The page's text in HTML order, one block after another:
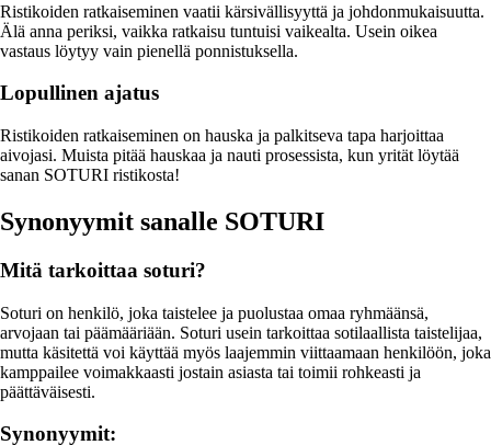
Ristikoiden ratkaiseminen vaatii kärsivällisyyttä ja johdonmukaisuutta.
Älä anna periksi, vaikka ratkaisu tuntuisi vaikealta. Usein oikea
vastaus löytyy vain pienellä ponnistuksella.
Lopullinen ajatus
Ristikoiden ratkaiseminen on hauska ja palkitseva tapa harjoittaa
aivojasi. Muista pitää hauskaa ja nauti prosessista, kun yrität löytää
sanan SOTURI ristikosta!
Synonyymit sanalle SOTURI
Mitä tarkoittaa soturi?
Soturi on henkilö, joka taistelee ja puolustaa omaa ryhmäänsä,
arvojaan tai päämääriään. Soturi usein tarkoittaa sotilaallista taistelijaa,
mutta käsitettä voi käyttää myös laajemmin viittaamaan henkilöön, joka
kamppailee voimakkaasti jostain asiasta tai toimii rohkeasti ja
päättäväisesti.
Synonyymit: